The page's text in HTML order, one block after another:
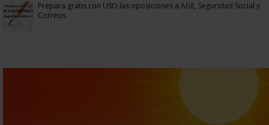
Prepara gratis con USO las oposiciones a AGE, Seguridad Social y
Correos